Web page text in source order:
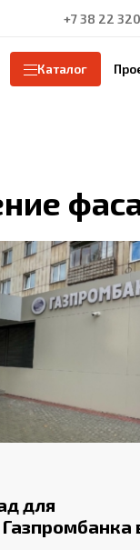
+7 38 22
Каталог
для